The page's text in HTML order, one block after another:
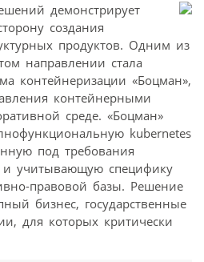
демонстрирует
создания
продуктов. Одним из
направлении стала
контейнеризации «Боцман»,
контейнерными
среде. «Боцман»
kubernetes
под требования
и учитывающую специфику
правовой базы. Решение
бизнес, государственные
для которых критически